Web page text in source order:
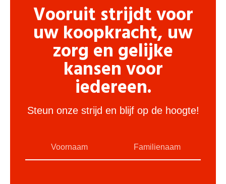
Vooruit strijdt voor
uw koopkracht, uw
zorg en gelijke
kansen voor
iedereen.
Steun onze strijd en blijf op de hoogte!